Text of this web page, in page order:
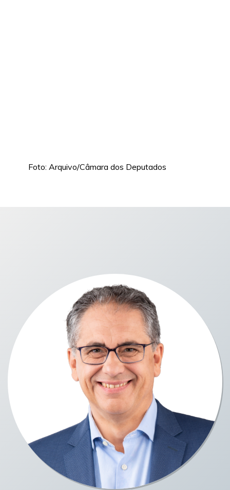
Foto: Arquivo/Câmara dos Deputados